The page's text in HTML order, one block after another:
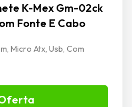
K-Mex Gm-02ck
Fonte E Cabo
Micro Atx, Usb, Com